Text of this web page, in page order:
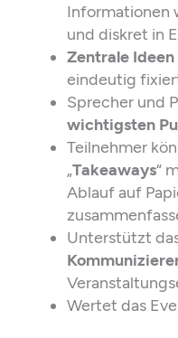
Informationen
und diskret in
Zentrale
eindeutig
Sprecher und
wichtigsten
Teilnehmer
„Takeaways“
Ablauf auf
Unterstützt
Wertet das